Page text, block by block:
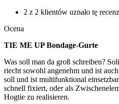
2 z 2 klientów uznało tę
Ocena
TIE ME UP Bondage-Gurte
Was soll man da groß schreiben?
riecht sowohl angenehm und ist
soll und ist multifunktional
schnell fixiert, oder als
Hogtie zu realisieren.